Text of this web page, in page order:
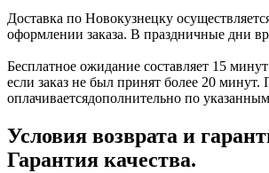
Доставка по Новокузнецку
оформлении заказа. В праздничные дни
Бесплатное ожидание составляет 15
если заказ не был принят более 20
оплачиваетсядополнительно по
Условия возврата и
Гарантия качества.